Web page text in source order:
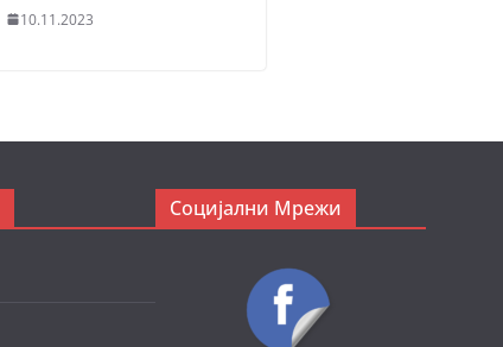
10.11.2023
Социјални Мрежи